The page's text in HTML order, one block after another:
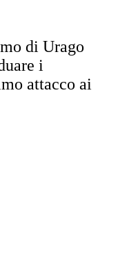
di Urago
i
attacco ai